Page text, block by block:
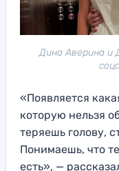
Дина Аверина и
«Появляется
которую нельзя
теряешь голову,
Понимаешь, что
есть», —